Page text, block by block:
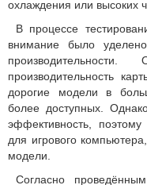
охлаждения или высоких
В процессе
внимание было
производительность
дорогие модели в
более доступных.
эффективность,
для игрового
модели.
Согласно